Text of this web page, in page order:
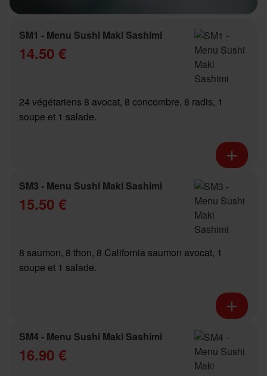
SM1 - Menu Sushi Maki Sashimi
14.50 €
24 végétariens 8 avocat, 8 concombre, 8 radis, 1
soupe et 1 salade.
SM3 - Menu Sushi Maki Sashimi
15.50 €
8 saumon, 8 thon, 8 California saumon avocat, 1
soupe et 1 salade.
SM4 - Menu Sushi Maki Sashimi
16.90 €